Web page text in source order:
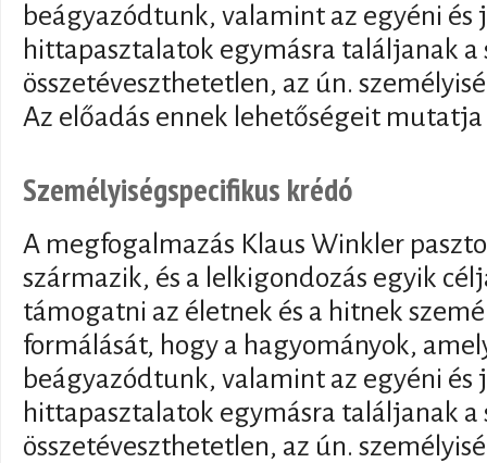
beágyazódtunk, valamint az egyéni és
hittapasztalatok egymásra találjanak a
összetéveszthetetlen, az ún.
Az előadás ennek lehetőségeit mutatja
Személyiségspecifikus krédó
A megfogalmazás Klaus Winkler
származik, és a lelkigondozás egyik
támogatni az életnek és a hitnek
formálását, hogy a hagyományok,
beágyazódtunk, valamint az egyéni és
hittapasztalatok egymásra találjanak a
összetéveszthetetlen, az ún.